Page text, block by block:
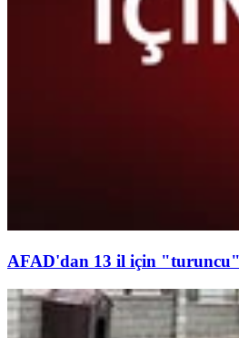
AFAD'dan 13 il için